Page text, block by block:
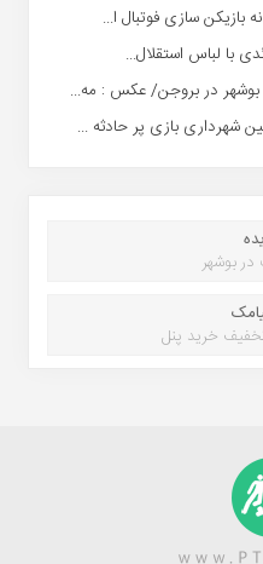
بازیکن سازی فوتبال ا...
با لباس استقلال...
بوشهر در بروجن/ عکس : مه...
شهرداری بازی پر حادثه ...
بوشهر